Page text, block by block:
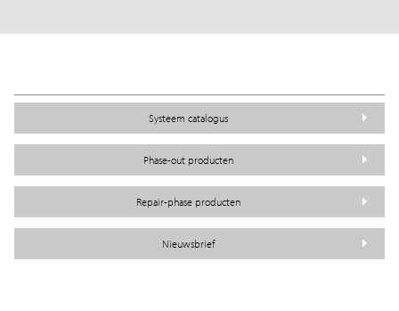
Systeem catalogus
Phase-out producten
Repair-phase producten
Nieuwsbrief